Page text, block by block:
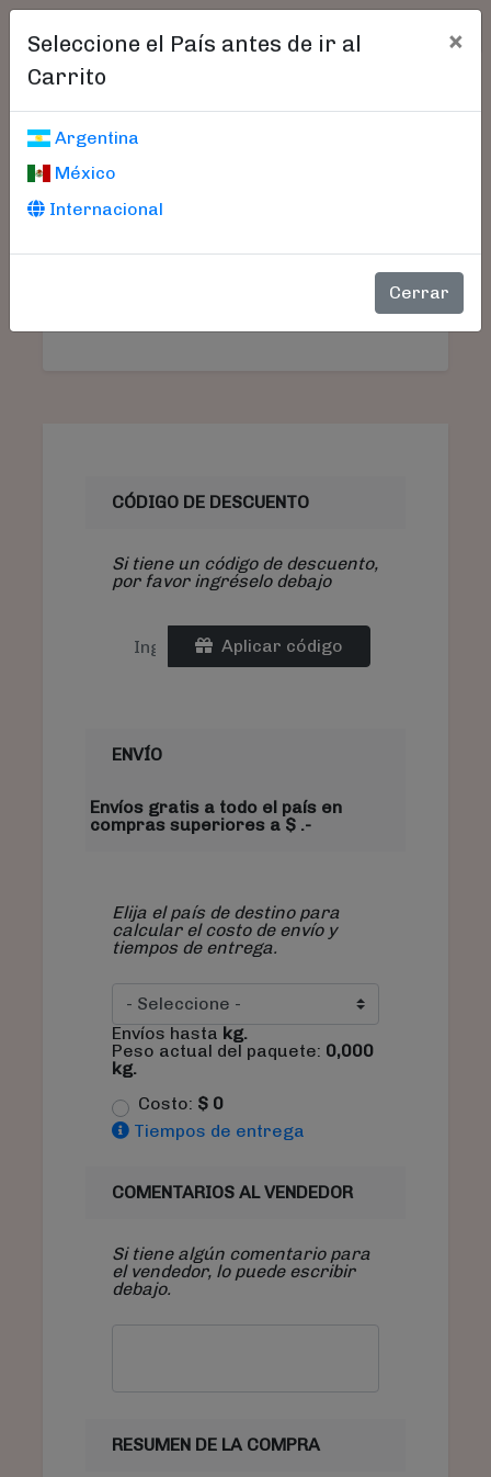
Seleccione el País antes de ir al
Carrito
×
Argentina
México
Internacional
Cerrar
Carrito De Compras
Aún no seleccionó libros.
CANTIDAD
CÓDIGO DE DESCUENTO
Si tiene un código de descuento,
por favor ingréselo debajo
Aplicar código
ENVÍO
Envíos gratis a todo el país en
compras superiores a $ .-
Elija el país de destino para
calcular el costo de envío y
tiempos de entrega.
Envíos hasta kg.
Peso actual del paquete: 0,000
kg.
Costo: $ 0
Tiempos de entrega
COMENTARIOS AL VENDEDOR
Si tiene algún comentario para
el vendedor, lo puede escribir
debajo.
RESUMEN DE LA COMPRA